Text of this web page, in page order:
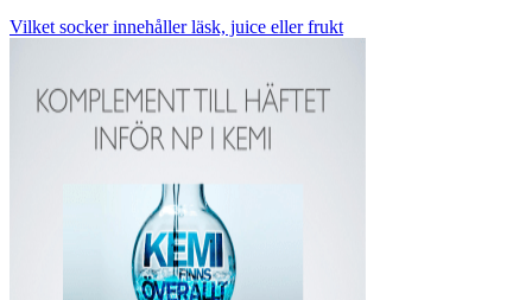
Vilket socker innehåller läsk, juice eller frukt